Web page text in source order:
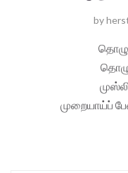
by
முறையாய்ப்